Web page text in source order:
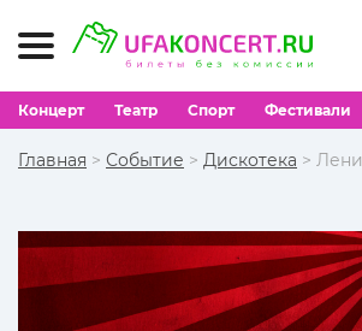
Концерт Театр Спорт Фестивали
Главная > Событие > Дискотека >